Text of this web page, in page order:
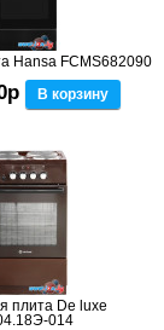
Hansa FCMS682090
В корзину
плита De luxe
014